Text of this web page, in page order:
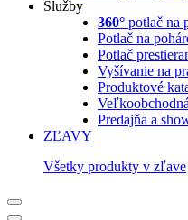
Služby
360° potlač na
Potlač na
Potlač
Vyšívanie na
Produktové
Predajňa a
ZĽAVY
Všetky produkty v zľave